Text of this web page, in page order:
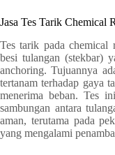
Jasa Tes Tarik Chemical
Tes tarik pada chemical
besi tulangan (stekbar)
anchoring. Tujuannya
tertanam terhadap gaya
menerima beban. Tes
sambungan antara
aman, terutama pada
yang mengalami